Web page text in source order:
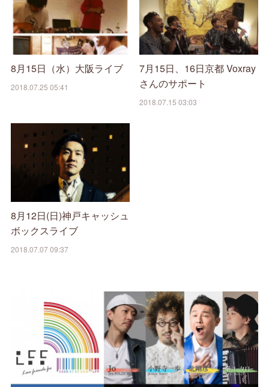
8月15日（水）大阪ライブ
2018.07.25 05:41
7月15日、16日京都 Voxray
さんのサポート
2018.07.15 03:03
8月12日(日)神戸キャッシュ
ボックスライブ
2018.07.07 09:37